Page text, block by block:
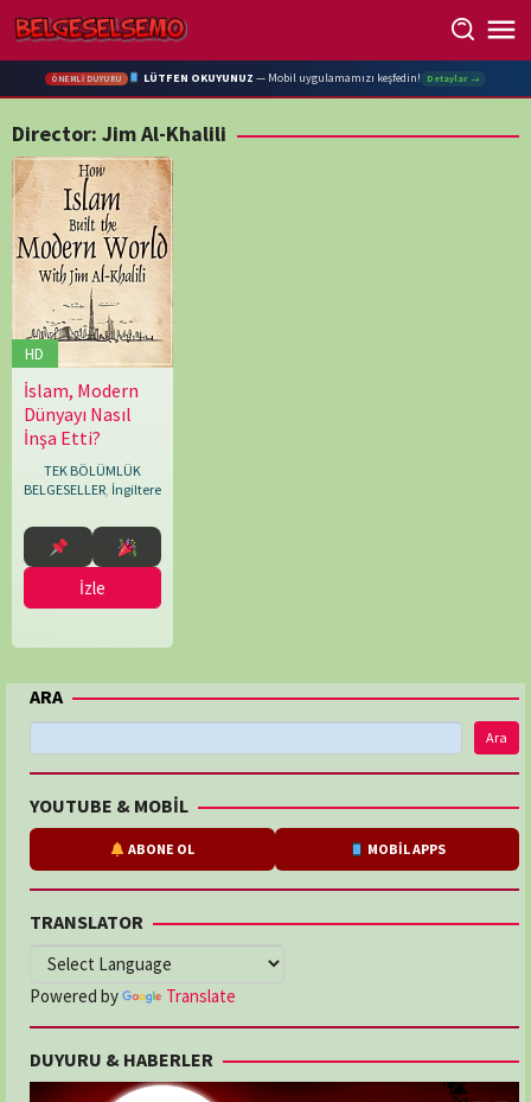
Skip
to
content
ÖNEMLİ DUYURU LÜTFEN OKUYUNUZ — Mobil uygulamamızı keşfedin! Detaylar →
Director: Jim Al-Khalili
HD
İslam, Modern
Dünyayı Nasıl
İnşa Etti?
TEK BÖLÜMLÜK
BELGESELLER, İngiltere
21.03.2020
Jim
Al-
Khalili
İzle
ARA
Ara
YOUTUBE & MOBİL
ABONE OL MOBİL APPS
TRANSLATOR
Powered by Translate
DUYURU & HABERLER